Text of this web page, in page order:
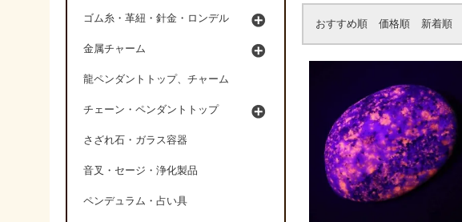
おすすめ順 価格順 新着順
ゴム糸・革紐・針金・ロンデル
金属チャーム
龍ペンダントトップ、チャーム
チェーン・ペンダントトップ
さざれ石・ガラス容器
音叉・セージ・浄化製品
ペンデュラム・占い具